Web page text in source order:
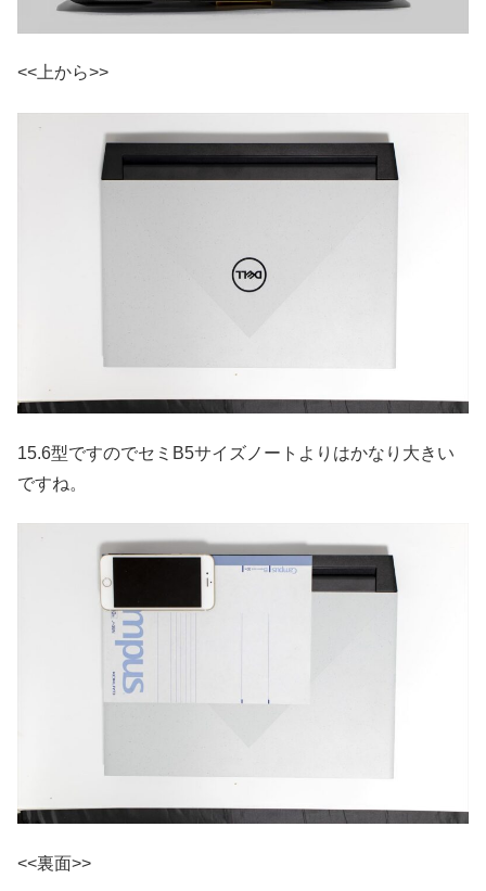
<<上から>>
15.6型ですのでセミB5サイズノートよりはかなり大きい
ですね。
<<裏面>>